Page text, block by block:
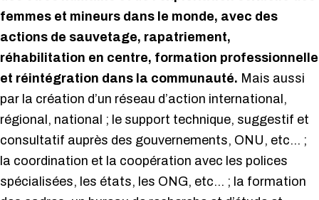
femmes et mineurs dans le monde, avec des
actions de sauvetage, rapatriement,
réhabilitation en centre, formation professionnelle
et réintégration dans la communauté. Mais aussi
par la création d’un réseau d’action international,
régional, national ; le support technique, suggestif et
consultatif auprès des gouvernements, ONU, etc… ;
la coordination et la coopération avec les polices
spécialisées, les états, les ONG, etc… ; la formation